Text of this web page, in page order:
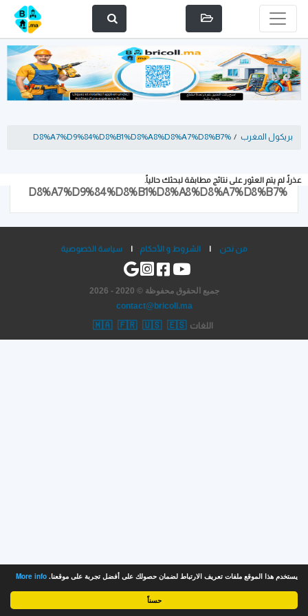
حسناً
يستخدم هذا الموقع ملفات تعريف الارتباط لضمان حصولك على أفضل تجربة على موقعنا. More info
بريكول المغرب /
%D8%A7%D9%84%D8%B1%D8%A8%D8%A7%D8%B7
%D8%A7%D9%84%D8%B1%D8%A8%D8%A7%D8%B7
عذراً، لم يتم العثور على نتائج مطابقة لبحثك حالياً.
من نحن | الشروط و الأحكام | سياسة الخصوصية
جميع الحقوق محفوظة © 2020 - 2026
contact@bricoll.ma
اللغات 🇲🇦 🇫🇷 🇺🇸 🇪🇸